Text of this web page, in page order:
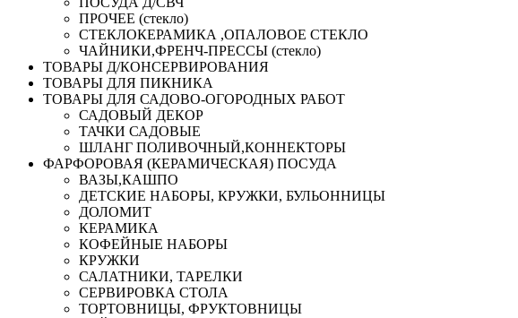
ПРОЧЕЕ (стекло)
СТЕКЛОКЕРАМИКА ,ОПАЛОВОЕ СТЕКЛО
ЧАЙНИКИ,ФРЕНЧ-ПРЕССЫ (стекло)
ТОВАРЫ Д/КОНСЕРВИРОВАНИЯ
ТОВАРЫ ДЛЯ ПИКНИКА
ТОВАРЫ ДЛЯ САДОВО-ОГОРОДНЫХ РАБОТ
САДОВЫЙ ДЕКОР
ТАЧКИ САДОВЫЕ
ШЛАНГ ПОЛИВОЧНЫЙ,КОННЕКТОРЫ
ФАРФОРОВАЯ (КЕРАМИЧЕСКАЯ) ПОСУДА
ВАЗЫ,КАШПО
ДЕТСКИЕ НАБОРЫ, КРУЖКИ, БУЛЬОННИЦЫ
ДОЛОМИТ
КЕРАМИКА
КОФЕЙНЫЕ НАБОРЫ
КРУЖКИ
САЛАТНИКИ, ТАРЕЛКИ
СЕРВИРОВКА СТОЛА
ТОРТОВНИЦЫ, ФРУКТОВНИЦЫ